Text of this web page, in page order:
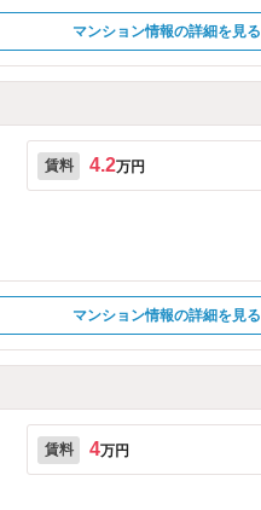
マンション情報の詳細を見る
賃料 4.2万円
マンション情報の詳細を見る
賃料 4万円